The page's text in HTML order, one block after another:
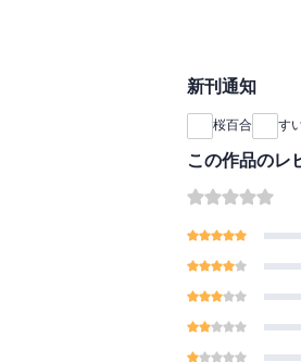
新刊通知
桜百合 す
この作品のレ